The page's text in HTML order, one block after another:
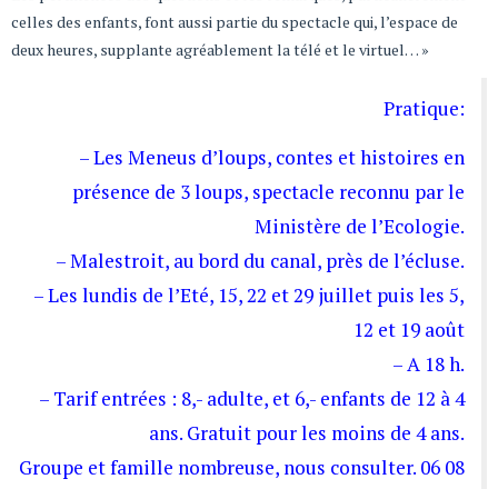
celles des enfants, font aussi partie du spectacle qui, l’espace de
deux heures, supplante agréablement la télé et le virtuel… »
Pratique:
– Les Meneus d’loups, contes et histoires en
présence de 3 loups, spectacle reconnu par le
Ministère de l’Ecologie.
– Malestroit, au bord du canal, près de l’écluse.
– Les lundis de l’Eté, 15, 22 et 29 juillet puis les 5,
12 et 19 août
– A 18 h.
– Tarif entrées : 8,- adulte, et 6,- enfants de 12 à 4
ans. Gratuit pour les moins de 4 ans.
Groupe et famille nombreuse, nous consulter. 06 08